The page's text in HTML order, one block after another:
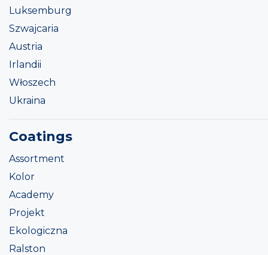
Luksemburg
Szwajcaria
Austria
Irlandii
Włoszech
Ukraina
Coatings
Assortment
Kolor
Academy
Projekt
Ekologiczna
Ralston